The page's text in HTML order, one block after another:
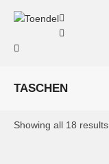
TASCHEN
Showing all 18 results